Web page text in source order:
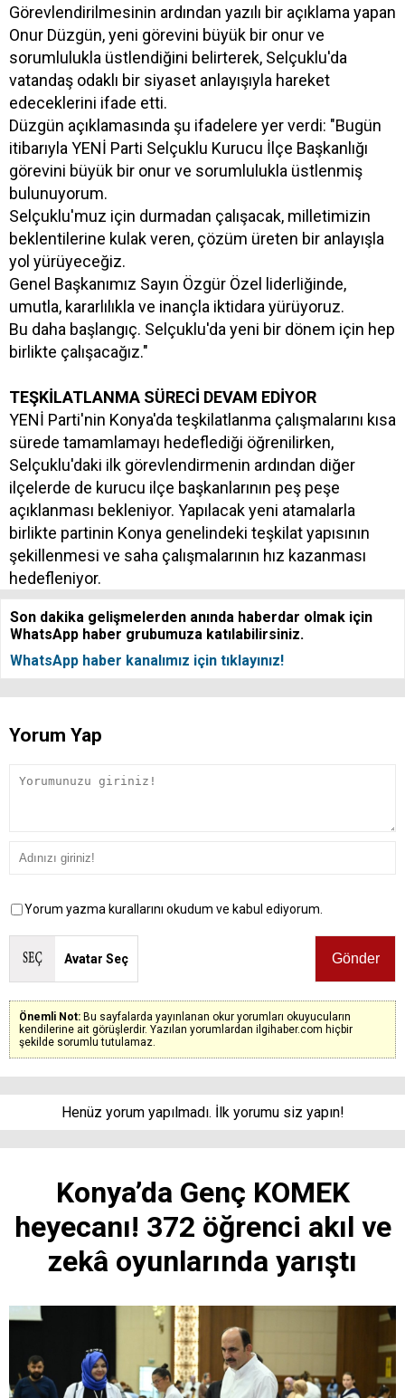
Görevlendirilmesinin ardından yazılı bir açıklama yapan
Onur Düzgün, yeni görevini büyük bir onur ve
sorumlulukla üstlendiğini belirterek, Selçuklu'da
vatandaş odaklı bir siyaset anlayışıyla hareket
edeceklerini ifade etti.
Düzgün açıklamasında şu ifadelere yer verdi: "Bugün
itibarıyla YENİ Parti Selçuklu Kurucu İlçe Başkanlığı
görevini büyük bir onur ve sorumlulukla üstlenmiş
bulunuyorum.
Selçuklu'muz için durmadan çalışacak, milletimizin
beklentilerine kulak veren, çözüm üreten bir anlayışla
yol yürüyeceğiz.
Genel Başkanımız Sayın Özgür Özel liderliğinde,
umutla, kararlılıkla ve inançla iktidara yürüyoruz.
Bu daha başlangıç. Selçuklu'da yeni bir dönem için hep
birlikte çalışacağız."
TEŞKİLATLANMA SÜRECİ DEVAM EDİYOR
YENİ Parti'nin Konya'da teşkilatlanma çalışmalarını kısa
sürede tamamlamayı hedeflediği öğrenilirken,
Selçuklu'daki ilk görevlendirmenin ardından diğer
ilçelerde de kurucu ilçe başkanlarının peş peşe
açıklanması bekleniyor. Yapılacak yeni atamalarla
birlikte partinin Konya genelindeki teşkilat yapısının
şekillenmesi ve saha çalışmalarının hız kazanması
hedefleniyor.
Son dakika gelişmelerden anında haberdar olmak için
WhatsApp haber grubumuza katılabilirsiniz.
WhatsApp haber kanalımız için tıklayınız!
Yorum Yap
Yorum yazma kurallarını okudum ve kabul ediyorum.
Avatar Seç
Önemli Not: Bu sayfalarda yayınlanan okur yorumları okuyucuların
kendilerine ait görüşlerdir. Yazılan yorumlardan ilgihaber.com hiçbir
şekilde sorumlu tutulamaz.
Henüz yorum yapılmadı. İlk yorumu siz yapın!
Konya’da Genç KOMEK
heyecanı! 372 öğrenci akıl ve
zekâ oyunlarında yarıştı